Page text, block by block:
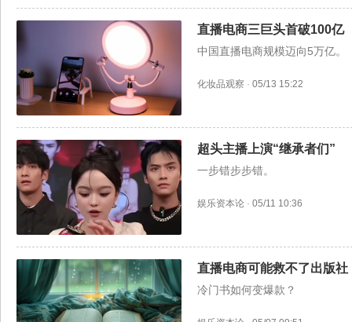
直播电商三巨头首破100亿
中国直播电商规模迈向5万亿。
化妆品观察 · 05/13 15:22
超头主播上演“继承者们”
一步错步步错。
娱乐资本论 · 05/11 10:36
直播电商可能救不了出版
冷门书如何变爆款？